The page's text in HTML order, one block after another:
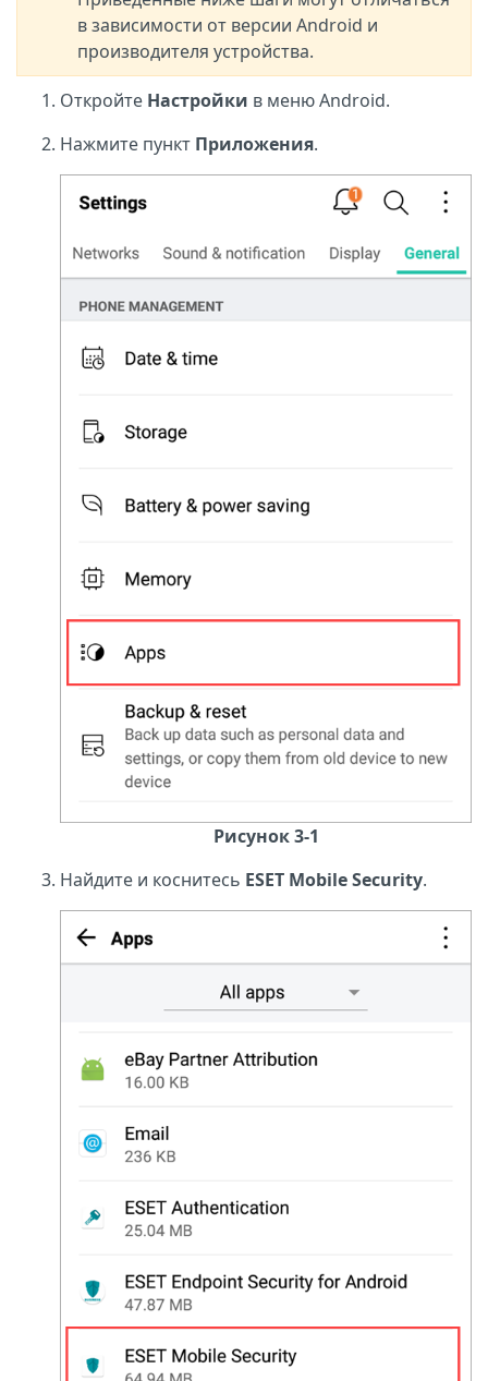
в зависимости от версии Android и
производителя устройства.
Откройте Настройки в меню Android.
Нажмите пункт Приложения.
Рисунок 3-1
Найдите и коснитесь ESET Mobile Security.